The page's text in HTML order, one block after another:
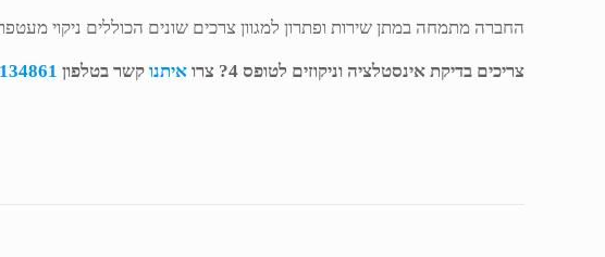
החברה מתמחה במתן שירות ופתרון למגוון צרכים שונים הכוללים ניקוי
צריכים בדיקת אינסטלציה וניקוזים לטופס 4? צרו איתנו קשר בטלפון